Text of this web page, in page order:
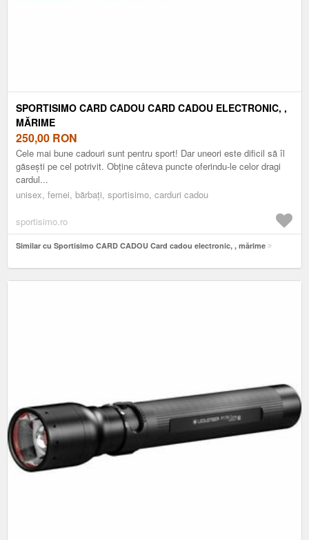
SPORTISIMO CARD CADOU CARD CADOU ELECTRONIC, ,
MĂRIME
250,00 RON
Cele mai bune cadouri sunt pentru sport! Dar uneori este dificil să îl
găsești pe cel potrivit. Obține câteva puncte oferindu-le celor dragi
cardul...
unisex, femei, bărbați, sportisimo, carduri cadou
sportisimo.ro
Similar cu Sportisimo CARD CADOU Card cadou electronic, , mărime